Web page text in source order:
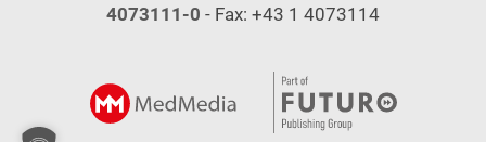
4073111-0 - Fax: +43 1 4073114